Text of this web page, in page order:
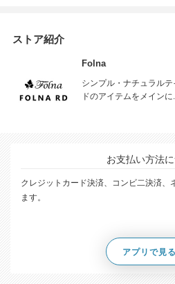
ストア紹介
Folna
シンプル・ナチュラル
ドのアイテムをメインに...
お支払い方法
クレジットカード決済、コンビ二決済、
ます。
アプリで見る